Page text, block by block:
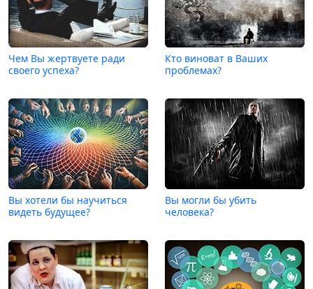
Чем Вы жертвуете ради
своего успеха?
Кто виноват в Ваших
проблемах?
Вы хотели бы научиться
видеть будущее?
Вы могли бы убить
человека?